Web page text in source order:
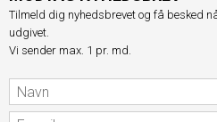
Tilmeld dig nyhedsbrevet og få besked
udgivet.
Vi sender max. 1 pr. md.